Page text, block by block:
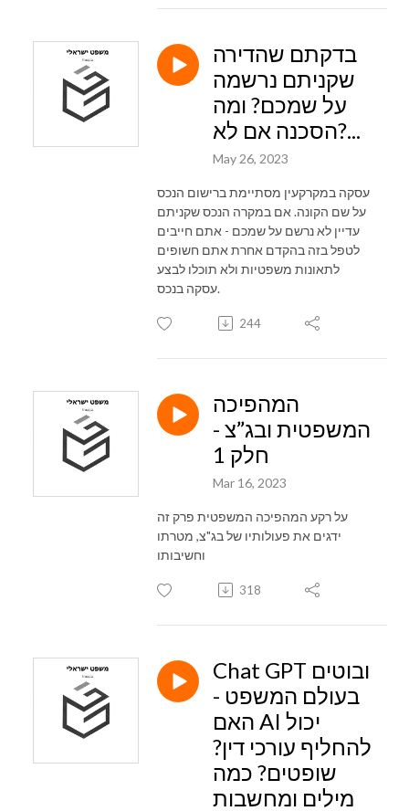
בדקתם שהדירה
שקניתם נרשמה
על שמכם? ומה
הסכנה אם לא?...
May 26, 2023
עסקה במקרקעין מסתיימת ברישום הנכס
על שם הקונה. אם במקרה הנכס שקניתם
עדיין לא נרשם על שמכם - אתם חייבים
לטפל בזה בהקדם אחרת אתם חשופים
לתאונות משפטיות ולא תוכלו לבצע
עסקה בנכס.
244
המהפיכה
המשפטית ובג”צ -
חלק 1
Mar 16, 2023
על רקע המהפיכה המשפטית פרק זה
ידגים את פעולותיו של בג"צ, מטרתו
וחשיבותו
318
Chat GPT ובוטים
בעולם המשפט -
האם AI יכול
להחליף עורכי דין?
שופטים? כמה
מילים ומחשבות